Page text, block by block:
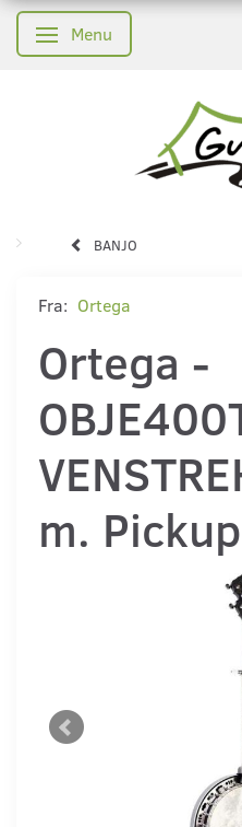
Skifte navigation
Menu
BANJO
Fra: Ortega
Ortega -
m.